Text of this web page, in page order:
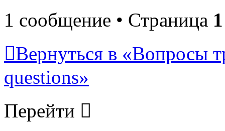
1 сообщение • Страница 1
Вернуться в «Вопросы
questions»
Перейти